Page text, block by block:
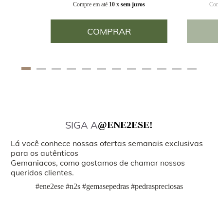
Compre em até 10 x sem juros
COMPRAR
SIGA A@ENE2ESE!
Lá você conhece nossas ofertas semanais exclusivas
para os autênticos
Gemaniacos, como gostamos de chamar nossos
queridos clientes.
#ene2ese #n2s #gemasepedras #pedraspreciosas